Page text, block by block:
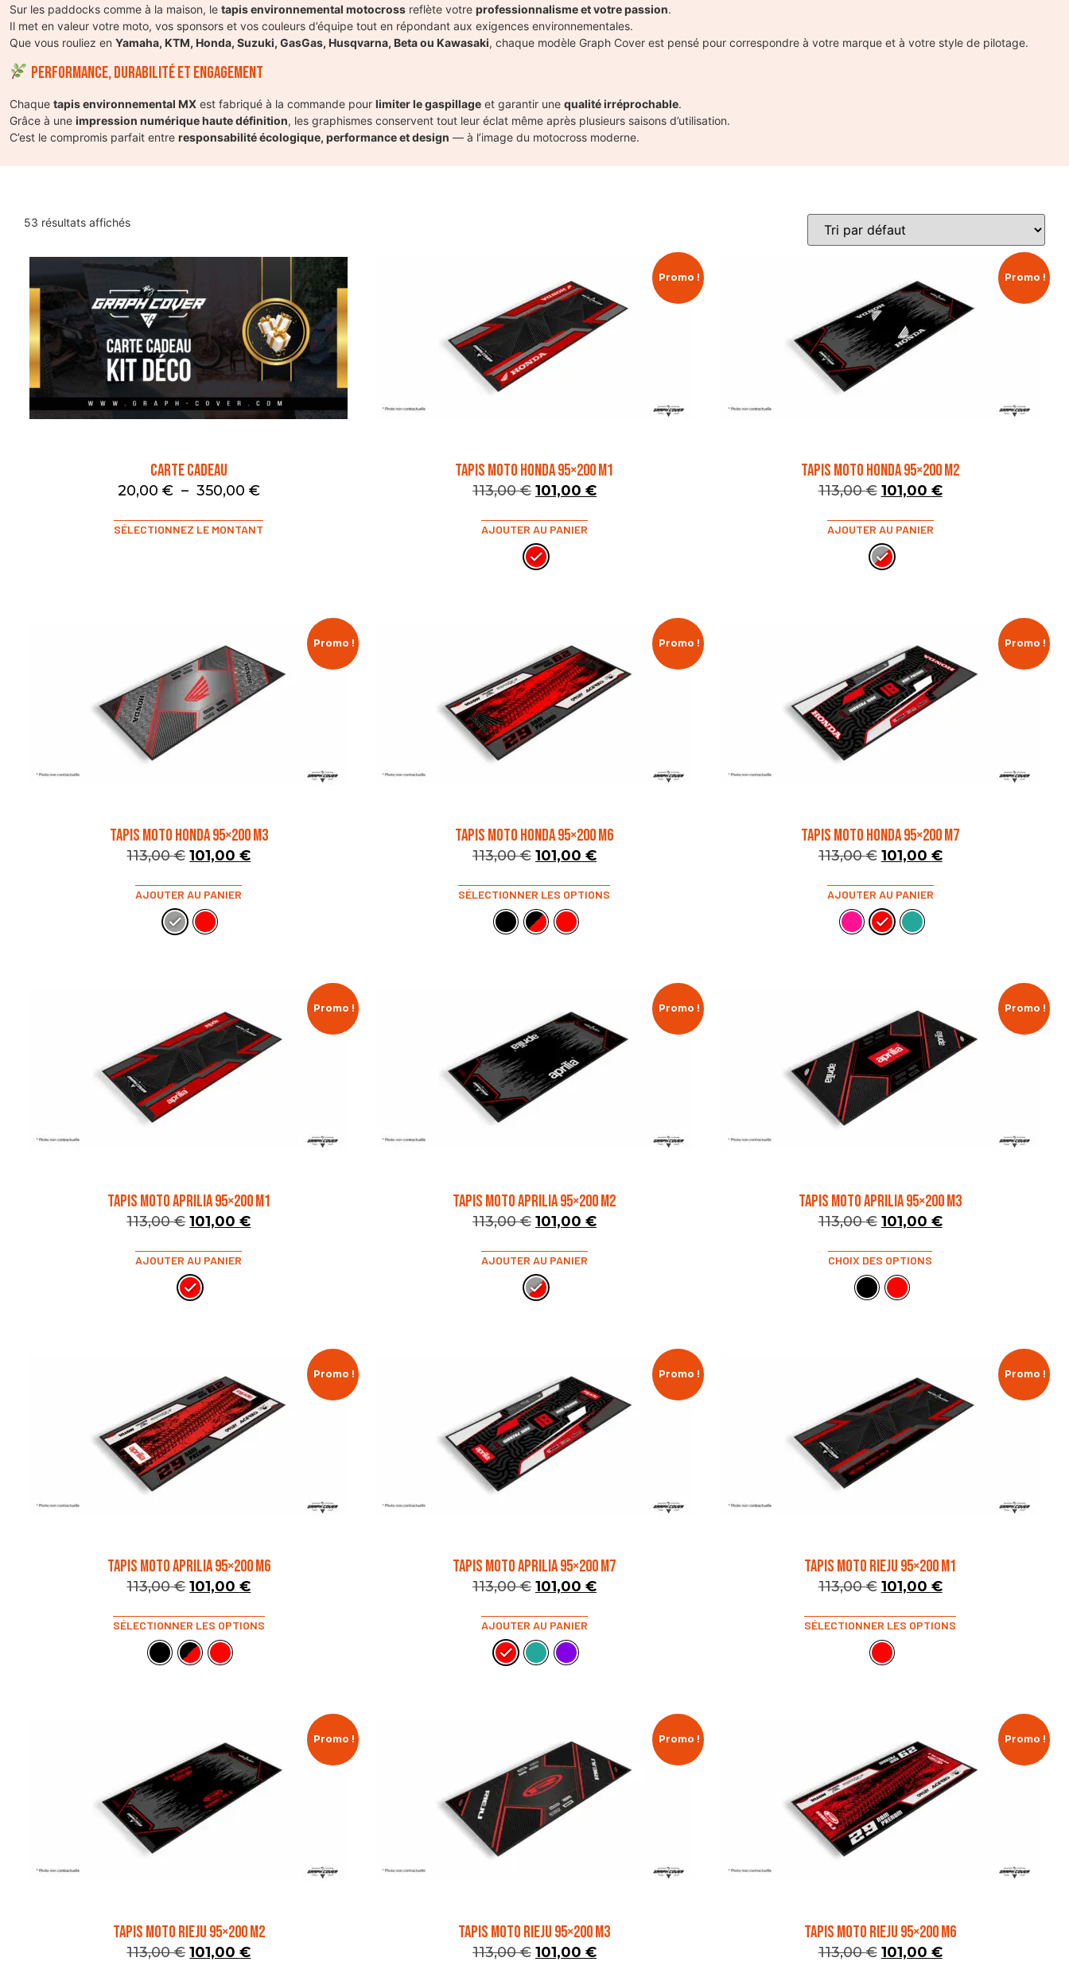
Sur les paddocks comme à la maison, le tapis environnemental motocross reflète votre professionnalisme et votre passion.
Il met en valeur votre moto, vos sponsors et vos couleurs d’équipe tout en répondant aux exigences environnementales.
Que vous rouliez en Yamaha, KTM, Honda, Suzuki, GasGas, Husqvarna, Beta ou Kawasaki, chaque modèle Graph Cover est pensé pour correspondre à votre marque et à votre style de pilotage.
Performance, durabilité et engagement
Chaque tapis environnemental MX est fabriqué à la commande pour limiter le gaspillage et garantir une qualité irréprochable.
Grâce à une impression numérique haute définition, les graphismes conservent tout leur éclat même après plusieurs saisons d’utilisation.
C’est le compromis parfait entre responsabilité écologique, performance et design — à l’image du motocross moderne.
53 résultats affichés
Carte Cadeau
20,00 € – 350,00 €
SÉLECTIONNEZ LE MONTANT
Promo !
TAPIS MOTO HONDA 95×200 M1
113,00€ 101,00 €
AJOUTER AU PANIER
Promo !
TAPIS MOTO HONDA 95×200 M2
113,00€ 101,00 €
AJOUTER AU PANIER
Promo !
TAPIS MOTO HONDA 95×200 M3
113,00€ 101,00€
AJOUTER AU PANIER
Promo !
TAPIS MOTO HONDA 95×200 M6
113,00€ 101,00 €
SÉLECTIONNER LES OPTIONS
Promo !
TAPIS MOTO HONDA 95×200 M7
113,00€ 101,00 €
AJOUTER AU PANIER
Promo !
TAPIS MOTO APRILIA 95×200 M1
113,00€ 101,00€
AJOUTER AU PANIER
Promo !
TAPIS MOTO APRILIA 95×200 M2
113,00€ 101,00 €
AJOUTER AU PANIER
Promo !
TAPIS MOTO APRILIA 95×200 M3
113,00€ 101,00 €
CHOIX DES OPTIONS
Promo !
TAPIS MOTO APRILIA 95×200 M6
113,00€ 101,00€
SÉLECTIONNER LES OPTIONS
Promo !
TAPIS MOTO APRILIA 95×200 M7
113,00€ 101,00 €
AJOUTER AU PANIER
Promo !
TAPIS MOTO RIEJU 95×200 M1
113,00€ 101,00 €
SÉLECTIONNER LES OPTIONS
Promo !
TAPIS MOTO RIEJU 95×200 M2
113,00€ 101,00€
Promo !
TAPIS MOTO RIEJU 95×200 M3
113,00€ 101,00 €
Promo !
TAPIS MOTO RIEJU 95×200 M6
113,00€ 101,00 €